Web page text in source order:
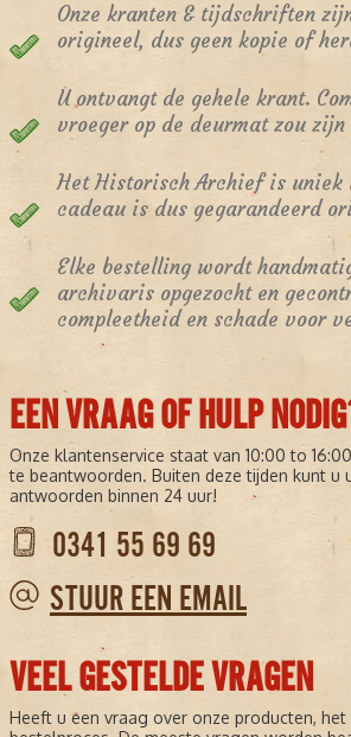
Onze kranten & tijdschriften
origineel, dus geen kopie of
U ontvangt de gehele krant.
vroeger op de deurmat zou
Het Historisch Archief is uniek
cadeau is dus gegarandeerd
Elke bestelling wordt
archivaris opgezocht en
compleetheid en schade voor
EEN VRAAG OF HULP
Onze klantenservice staat van 10:00 to
te beantwoorden. Buiten deze tijden kunt u
antwoorden binnen 24 uur!
0341 55 69 69
STUUR EEN EMAIL
VEEL GESTELDE VRAGEN
Heeft u een vraag over onze producten,